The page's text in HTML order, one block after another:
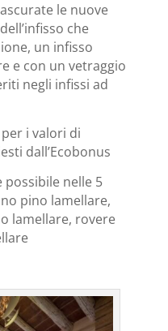
le nuove
che
un infisso
e con un vetraggio
negli infissi ad
i valori di
dall’Ecobonus
nelle 5
pino lamellare,
lamellare, rovere